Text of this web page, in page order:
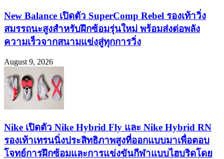
New Balance เปิดตัว SuperComp Rebel รองเท้าวิ่ง
สมรรถนะสูงสำหรับฝึกซ้อมรุ่นใหม่ พร้อมส่งต่อพลัง
ความเร็วจากสนามแข่งสู่ทุกการวิ่ง
August 9, 2026
Nike เปิดตัว Nike Hybrid Fly และ Nike Hybrid RN
รองเท้าเทรนนิ่งประสิทธิภาพสูงที่ออกแบบมาเพื่อตอบ
โจทย์การฝึกซ้อมและการแข่งขันกีฬาแบบไฮบริดโดย